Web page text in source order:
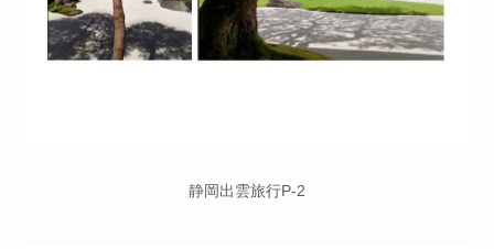
静岡出雲旅行P-2